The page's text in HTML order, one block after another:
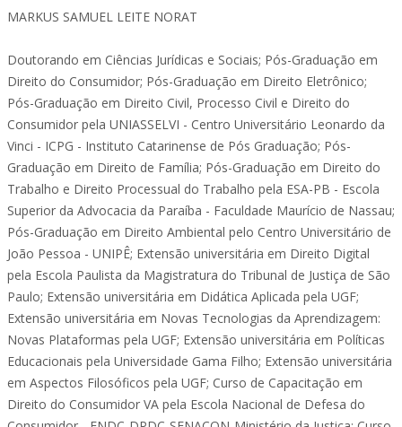
MARKUS SAMUEL LEITE NORAT
Doutorando em Ciências Jurídicas e Sociais; Pós-Graduação em
Direito do Consumidor; Pós-Graduação em Direito Eletrônico;
Pós-Graduação em Direito Civil, Processo Civil e Direito do
Consumidor pela UNIASSELVI - Centro Universitário Leonardo da
Vinci - ICPG - Instituto Catarinense de Pós Graduação; Pós-
Graduação em Direito de Família; Pós-Graduação em Direito do
Trabalho e Direito Processual do Trabalho pela ESA-PB - Escola
Superior da Advocacia da Paraíba - Faculdade Maurício de Nassau;
Pós-Graduação em Direito Ambiental pelo Centro Universitário de
João Pessoa - UNIPÊ; Extensão universitária em Direito Digital
pela Escola Paulista da Magistratura do Tribunal de Justiça de São
Paulo; Extensão universitária em Didática Aplicada pela UGF;
Extensão universitária em Novas Tecnologias da Aprendizagem:
Novas Plataformas pela UGF; Extensão universitária em Políticas
Educacionais pela Universidade Gama Filho; Extensão universitária
em Aspectos Filosóficos pela UGF; Curso de Capacitação em
Direito do Consumidor VA pela Escola Nacional de Defesa do